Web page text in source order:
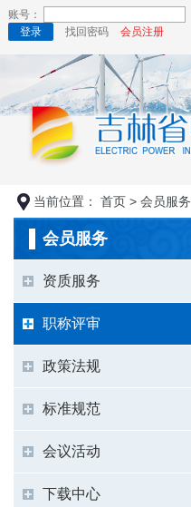
账号：
登录
找回密码 会员注册
当前位置： 首页 > 会员服务
会员服务
资质服务
职称评审
政策法规
标准规范
会议活动
下载中心